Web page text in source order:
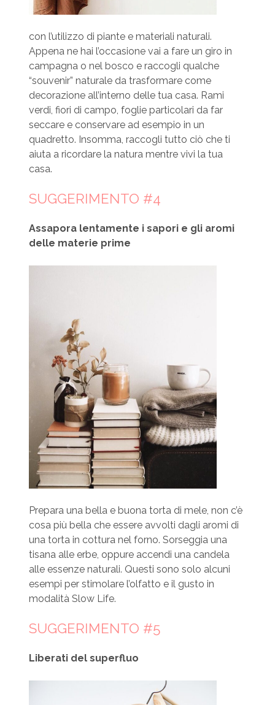
con l’utilizzo di piante e materiali naturali.
Appena ne hai l’occasione vai a fare un giro in
campagna o nel bosco e raccogli qualche
“souvenir” naturale da trasformare come
decorazione all’interno delle tua casa. Rami
verdi, fiori di campo, foglie particolari da far
seccare e conservare ad esempio in un
quadretto. Insomma, raccogli tutto ciò che ti
aiuta a ricordare la natura mentre vivi la tua
casa.
SUGGERIMENTO #4
Assapora lentamente i sapori e gli aromi
delle materie prime
Prepara una bella e buona torta di mele, non c’è
cosa più bella che essere avvolti dagli aromi di
una torta in cottura nel forno. Sorseggia una
tisana alle erbe, oppure accendi una candela
alle essenze naturali. Questi sono solo alcuni
esempi per stimolare l’olfatto e il gusto in
modalità Slow Life.
SUGGERIMENTO #5
Liberati del superfluo